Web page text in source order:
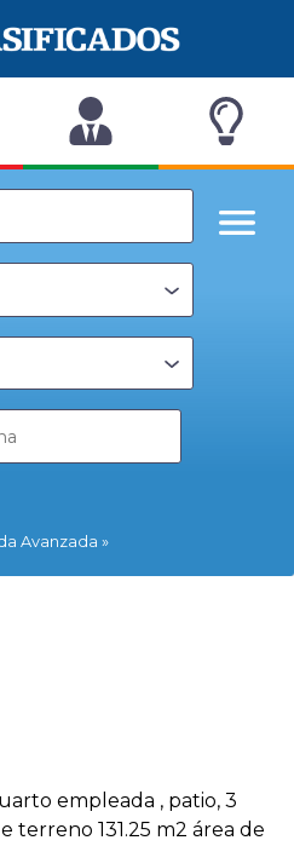
Avanzada
empleada , patio, 3
terreno 131.25 m2 área de